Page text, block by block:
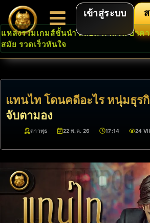
เข้าสู่ระบบ
แหล่งรวมเกมส์ชั้นนำ สล็อต คาสิโน บาค
สมัย รวดเร็วทันใจ
แทนไท โดนคดีอะไร หนุ่มธุร
จับตามอง
ดาวพุธ 22 พ.ค. 26 17:14 24